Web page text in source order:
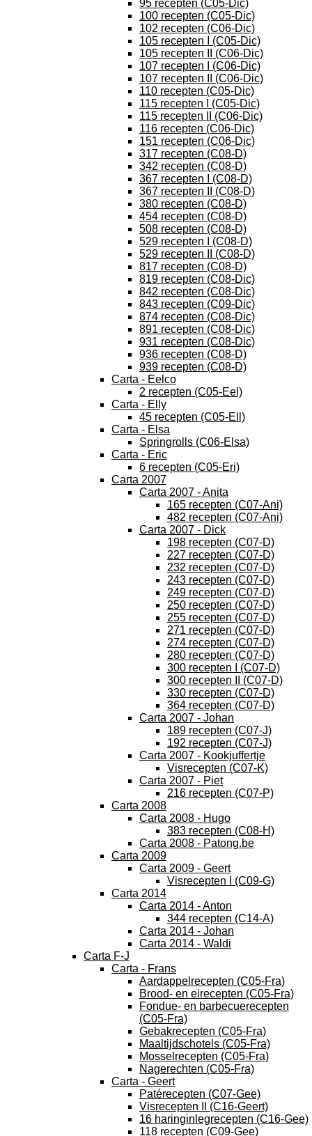
95 recepten (C05-Dic)
100 recepten (C05-Dic)
102 recepten (C06-Dic)
105 recepten I (C05-Dic)
105 recepten II (C06-Dic)
107 recepten I (C06-Dic)
107 recepten II (C06-Dic)
110 recepten (C05-Dic)
115 recepten I (C05-Dic)
115 recepten II (C06-Dic)
116 recepten (C06-Dic)
151 recepten (C06-Dic)
317 recepten (C08-D)
342 recepten (C08-D)
367 recepten I (C08-D)
367 recepten II (C08-D)
380 recepten (C08-D)
454 recepten (C08-D)
508 recepten (C08-D)
529 recepten I (C08-D)
529 recepten II (C08-D)
817 recepten (C08-D)
819 recepten (C08-Dic)
842 recepten (C08-Dic)
843 recepten (C09-Dic)
874 recepten (C08-Dic)
891 recepten (C08-Dic)
931 recepten (C08-Dic)
936 recepten (C08-D)
939 recepten (C08-D)
Carta - Eelco
2 recepten (C05-Eel)
Carta - Elly
45 recepten (C05-Ell)
Carta - Elsa
Springrolls (C06-Elsa)
Carta - Eric
6 recepten (C05-Eri)
Carta 2007
Carta 2007 - Anita
165 recepten (C07-Ani)
482 recepten (C07-Ani)
Carta 2007 - Dick
198 recepten (C07-D)
227 recepten (C07-D)
232 recepten (C07-D)
243 recepten (C07-D)
249 recepten (C07-D)
250 recepten (C07-D)
255 recepten (C07-D)
271 recepten (C07-D)
274 recepten (C07-D)
280 recepten (C07-D)
300 recepten I (C07-D)
300 recepten II (C07-D)
330 recepten (C07-D)
364 recepten (C07-D)
Carta 2007 - Johan
189 recepten (C07-J)
192 recepten (C07-J)
Carta 2007 - Kookjuffertje
Visrecepten (C07-K)
Carta 2007 - Piet
216 recepten (C07-P)
Carta 2008
Carta 2008 - Hugo
383 recepten (C08-H)
Carta 2008 - Patong.be
Carta 2009
Carta 2009 - Geert
Visrecepten I (C09-G)
Carta 2014
Carta 2014 - Anton
344 recepten (C14-A)
Carta 2014 - Johan
Carta 2014 - Waldi
Carta F-J
Carta - Frans
Aardappelrecepten (C05-Fra)
Brood- en eirecepten (C05-Fra)
Fondue- en barbecuerecepten
(C05-Fra)
Gebakrecepten (C05-Fra)
Maaltijdschotels (C05-Fra)
Mosselrecepten (C05-Fra)
Nagerechten (C05-Fra)
Carta - Geert
Patérecepten (C07-Gee)
Visrecepten II (C16-Geert)
16 haringinlegrecepten (C16-Gee)
118 recepten (C09-Gee)